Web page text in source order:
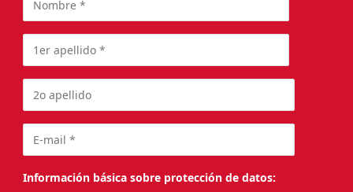
Información básica sobre protección de datos: